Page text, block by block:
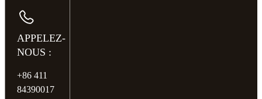
APPELEZ-
NOUS :
+86 411
84390017